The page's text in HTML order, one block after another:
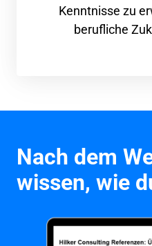
Kenntnisse zu
berufliche
Nach dem
wissen, wie